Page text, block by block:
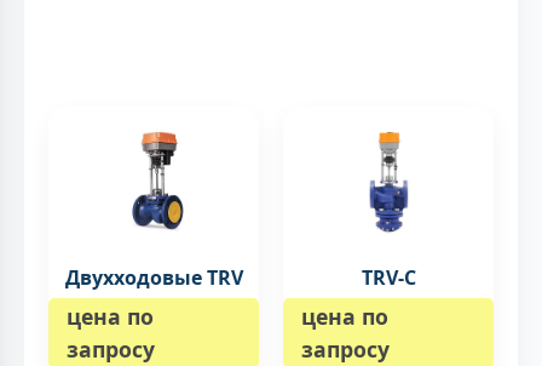
Двухходовые TRV
цена по
запросу
TRV-C
цена по
запросу